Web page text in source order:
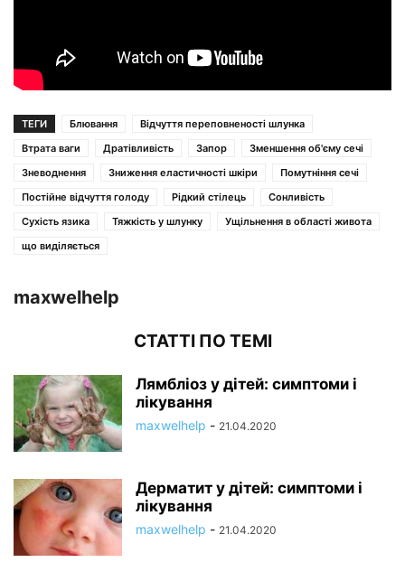
ТЕГИ Блювання
Відчуття переповненості шлунка
Втрата ваги
Дратівливість Запор
Зменшення об'єму сечі
Зневоднення
Зниження еластичності шкіри
Помутніння сечі
Постійне відчуття голоду
Рідкий стілець
Сонливість
Сухість язика
Тяжкість у шлунку
Ущільнення в області живота
що виділяється
maxwelhelp
СТАТТІ ПО ТЕМІ
Лямбліоз у дітей: симптоми і
лікування
maxwelhelp - 21.04.2020
Дерматит у дітей: симптоми і
лікування
maxwelhelp - 21.04.2020